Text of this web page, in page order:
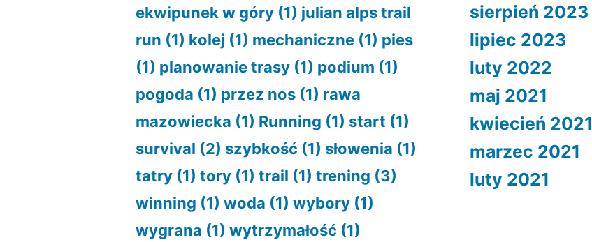
ekwipunek w góry (1) julian alps trail
run (1) kolej (1) mechaniczne (1) pies
(1) planowanie trasy (1) podium (1)
pogoda (1) przez nos (1) rawa
mazowiecka (1) Running (1) start (1)
survival (2) szybkość (1) słowenia (1)
tatry (1) tory (1) trail (1) trening (3)
winning (1) woda (1) wybory (1)
wygrana (1) wytrzymałość (1)
sierpień 2023
lipiec 2023
luty 2022
maj 2021
kwiecień 2021
marzec 2021
luty 2021